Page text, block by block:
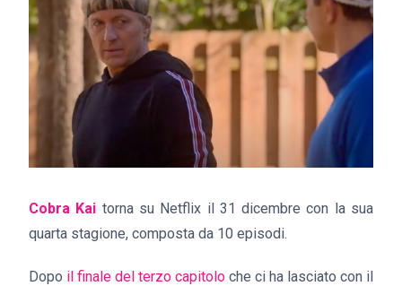
Cobra Kai torna su Netflix il 31 dicembre con la sua
quarta stagione, composta da 10 episodi.
Dopo il finale del terzo capitolo che ci ha lasciato con il